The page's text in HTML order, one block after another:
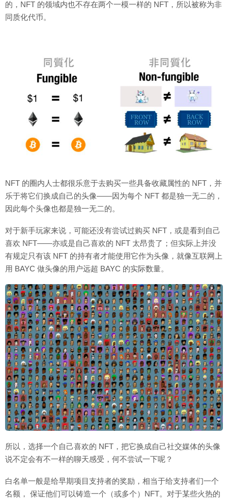
的，NFT 的领域内也不存在两个一模一样的 NFT，所以被称为非
同质化代币。
NFT 的圈内人士都很乐意于去购买一些具备收藏属性的 NFT，并
乐于将它们换成自己的头像——因为每个 NFT 都是独一无二的，
因此每个头像也都是独一无二的。
对于新手玩家来说，可能还没有尝试过购买 NFT，或是看到自己
喜欢 NFT——亦或是自己喜欢的 NFT 太昂贵了；但实际上并没
有规定只有该 NFT 的持有者才能使用它作为头像，就像互联网上
用 BAYC 做头像的用户远超 BAYC 的实际数量。
所以，选择一个自己喜欢的 NFT，把它换成自己社交媒体的头像
说不定会有不一样的聊天感受，何不尝试一下呢？
白名单一般是给早期项目支持者的奖励，相当于给支持者们一个
名额， 保证他们可以铸造一个（或多个）NFT。对于某些火热的